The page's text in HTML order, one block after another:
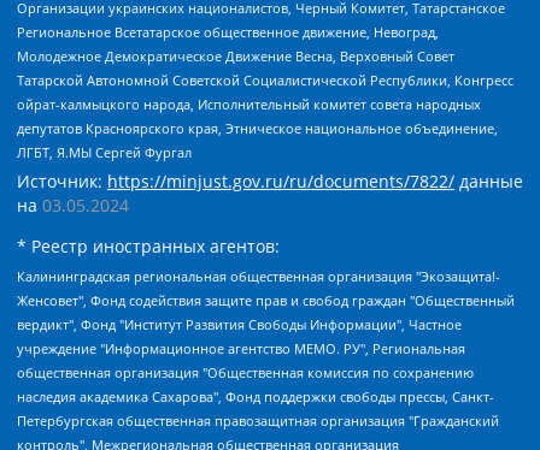
Организации украинских националистов, Черный Комитет, Татарстанское
Региональное Всетатарское общественное движение, Невоград,
Молодежное Демократическое Движение Весна, Верховный Совет
Татарской Автономной Советской Социалистической Республики, Конгресс
ойрат-калмыцкого народа, Исполнительный комитет совета народных
депутатов Красноярского края, Этническое национальное объединение,
ЛГБТ, Я.МЫ Сергей Фургал
Источник: https://minjust.gov.ru/ru/documents/7822/ данные
на 03.05.2024
* Реестр иностранных агентов:
Калининградская региональная общественная организация "Экозащита!-Женсовет", Фонд содействия защите прав и свобод граждан "Общественный вердикт", Фонд "Институт Развития Свободы Информации", Частное учреждение "Информационное агентство МЕМО. РУ", Региональная общественная организация "Общественная комиссия по сохранению наследия академика Сахарова", Фонд поддержки свободы прессы, Санкт-Петербургская общественная правозащитная организация "Гражданский контроль", Межрегиональная общественная организация "Информационно-просветительский центр "Мемориал", Региональный Фонд "Центр Защиты Прав Средств Массовой Информации", с 05.12.2023 Фонд "Центр Защиты Прав Средств массовой информации", Региональная общественная благотворительная организация помощи беженцам и мигрантам "Гражданское содействие", Негосударственное образовательное учреждение дополнительного профессионального образования (повышение квалификации) специалистов "АКАДЕМИЯ ПО ПРАВАМ ЧЕЛОВЕКА", Свердловская региональная общественная организация "Сутяжник", Автономная некоммерческая организация "Центр независимых социологических исследований", Союз общественных объединений "Российский исследовательский центр по правам человека", Региональное общественное учреждение научно-информационный центр "МЕМОРИАЛ", Некоммерческая организация "Фонд защиты гласности", Автономная некоммерческая организация "Институт прав человека", Городская общественная организация "Екатеринбургское общество "МЕМОРИАЛ", Городская общественная организация "Рязанское историко-просветительское и правозащитное общество "Мемориал" (Рязанский Мемориал), Челябинский региональный орган общественной самодеятельности – женское общественное объединение "Женщины Евразии", Челябинский региональный орган общественной самодеятельности "Уральская правозащитная группа", Фонд содействия защите здоровья и социальной справедливости имени Андрея Рылькова, Автономная Некоммерческая Организация "Аналитический Центр Юрия Левады", Автономная некоммерческая организация социальной поддержки населения "Проект Апрель", Региональная общественная организация помощи женщинам и детям, находящимся в кризисной ситуации "Информационно-методический центр "Анна", Фонд содействия развитию массовых коммуникаций и правовому просвещению "Так-так-Так", Фонд содействия устойчивому развитию "Серебряная тайга", Свердловский региональный общественный фонд социальных проектов "Новое время", "Idel.Реалии", Кавказ.Реалии, Крым.Реалии, Телеканал Настоящее Время, Татаро-башкирская служба Радио Свобода (Azatliq Radiosi), Радио Свободная Европа/Радио Свобода (PCE/PC), "Сибирь.Реалии", "Фактограф", Благотворительный фонд помощи осужденным и их семьям, Автономная некоммерческая организация "Институт глобализации и социальных движений", Фонд "В защиту прав заключенных", Частное учреждение "Центр поддержки и содействия развитию средств массовой информации", Пензенский региональный общественный благотворительный фонд "Гражданский союз", "Север.Реалии", Некоммерческая организация Фонд "Правовая инициатива", Общество с ограниченной ответственностью "Радио Свободная Европа/Радио Свобода", Чешское информационное агентство "MEDIUM-ORIENT", Красноярская региональная общественная организация "Мы против СПИДа", Камалягин Денис Николаевич, Маркелов Сергей Евгеньевич, Пономарев Лев Александрович, Савицкая Людмила Алексеевна, Автономная некоммерческая организация "Центр по работе с проблемой насилия "НАСИЛИЮ.НЕТ", Межрегиональный профессиональный союз работников здравоохранения "Альянс врачей", Юридическое лицо, зарегистрированное в Латвийской Республике, SIA "Medusa Project" (регистрационный номер 40103797863, дата регистрации 10.06.2014), Некоммерческая организация "Фонд по борьбе с коррупцией", Автономная некоммерческая организация "Институт права и публичной политики", Баданин Роман Сергеевич, Гликин Максим Александрович, Железнова Мария Михайловна, Лукьянова Юлия Сергеевна, Маетная Елизавета Витальевна, Маняхин Петр Борисович, Чуракова Ольга Владимировна, Ярош Юлия Петровна, Юридическое лицо "The Insider SIA", зарегистрированное в Риге, Латвийская Республика (дата регистрации 26.06.2015), являющееся администратором доменного имени интернет-издания "The Insider SIA", https://theins.ru, Постернак Алексей Евгеньевич, Рубин Михаил Аркадьевич, Анин Роман Александрович, Юридическое лицо Istories fonds, зарегистрированное в Латвийской Республике (регистрационный номер 50008295751, дата регистрации 24.02.2020), Великовский Дмитрий Александрович, Долинина Ирина Николаевна, Мароховская Алеся Алексеевна, Шлейнов Роман Юрьевич, Шмагун Олеся Валентиновна, Общество с ограниченной ответственностью "Альтаир 2021", Общество с ограниченной ответственностью "Вега 2021", Общество с ограниченной ответственностью "Главный редактор 2021", Общество с ограниченной ответственностью "Ромашки монолит", Важенков Артем Валерьевич, Ивановская областная общественная организация "Центр гендерных исследований", Гурман Юрий Альбертович, Медиапроект "ОВД-Инфо", Егоров Владимир Владимирович, Жилинский Владимир Александрович, Общество с ограниченной ответственностью "ЗП", Иванова София Юрьевна, Карезина Инна Павловна, Кильтау Екатерина Викторовна, Петров Алексей Викторович, Пискунов Сергей Евгеньевич, Смирнов Сергей Сергеевич, Тихонов Михаил Сергеевич, Общество с ограниченной ответственностью "ЖУРНАЛИСТ-ИНОСТРАННЫЙ АГЕНТ", Арапова Галина Юрьевна, Вольтская Татьяна Анатольевна, Американская компания "Mason G.E.S. Anonymous Foundation" (США), являющаяся владельцем интернет-издания https://mnews.world/, Компания "Stichting Bellingcat", зарегистрированная в Нидерландах (дата регистрации 11.07.2018), Захаров Андрей Вячеславович, Клепиковская Екатерина Дмитриевна, Общество с ограниченной ответственностью "МЕМО", Перл Роман Александрович, Симонов Евгений Алексеевич, Соловьева Елена Анатольевна, Сотников Даниил Владимирович, Сурначева Елизавета Дмитриевна, Автономная некоммерческая организация по защите прав человека и информированию населения "Якутия – Наше Мнение", Общество с ограниченной ответственностью "Москоу диджитал медиа", с 26.01.2023 Общество с ограниченной ответственностью "Чайка Белые сады", Ветошкина Валерия Валерьевна, Заговора Максим Александрович, Межрегиональное общественное движение "Российская ЛГБТ - сеть", Оленичев Максим Владимирович, Павлов Иван Юрьевич, Скворцова Елена Сергеевна, Общество с ограниченной ответственностью "Как бы инагент", Кочетков Игорь Викторович, Общество с ограниченной ответственностью "Честные выборы", Еланчик Олег Александрович, Общество с ограниченной ответственностью "Нобелевский призыв", Гималова Регина Эмилевна, Григорьев Андрей Валерьевич, Григорьева Алина Александровна, Ассоциация по содействию защите прав призывников, альтернативнослужащих и военнослужащих "Правозащитная группа "Гражданин.Армия.Право", Хисамова Регина Фаритовна, Автономная некоммерческая организация по реализации социально-правовых программ "Лилит", Дальневосточное общественное движение "Маяк", Санкт-Петербургская ЛГБТ-инициативная группа "Выход", Инициативная группа ЛГБТ+ "Реверс", Алексеев Андрей Викторович, Бекбулатова Таисия Львовна, Беляев Иван Михайлович, Владыкина Елена Сергеевна, Гельман Марат Александрович, Никульшина Вероника Юрьевна, Толоконникова Надежда Андреевна, Шендерович Виктор Анатольевич, Общество с ограниченной ответственностью "Данное сообщение", Общество с ограниченной ответственностью Издательский дом "Новая глава", Айнбиндер Александра Александровна, Московский комьюнити-центр для ЛГБТ+инициатив, Благотворительный фонд развития филантропии, Deutsche Welle (Германия, Kurt-Schumacher-Strasse 3, 53113 Bonn), Борзунова Мария Михайловна, Воробьев Виктор Викторович, Голубева Анна Львовна, Константинова Алла Михайловна, Малкова Ирина Владимировна, Мурадов Мурад Абдулгалимович, Осетинская Елизавета Николаевна, Понасенков Евгений Николаевич, Ганапольский Матвей Юрьевич, Киселев Евгений Алексеевич, Борухович Ирина Григорьевна, Дремин Иван Тимофеевич, Дубровский Дмитрий Викторович, Красноярская региональная общественная организация поддержки и развития альтернативных образовательных технологий и межкультурных коммуникаций "ИНТЕРРА", Маяковская Екатерина Алексеевна, Фейгин Марк Захарович, Филимонов Андрей Викторович, Дзугкоева Регина Николаевна, Доброхотов Роман Александрович, Дудь Юрий Александрович, Елкин Сергей Владимирович, Кругликов Кирилл Игоревич, Сабунаева Мария Леонидовна, Семенов Алексей Владимирович, Шаинян Карен Багратович, Шульман Екатерина Михайловна, Асафьев Артур Валерьевич, Вахштайн Виктор Семенович, Венедиктов Алексей Алексеевич, Лушникова Екатерина Евгеньевна, Волков Леонид Михайлович, Невзоров Александр Глебович, Пархоменко Сергей Борисович, Сироткин Ярослав Николаевич, Кара-Мурза Владимир Владимирович, Баранова Наталья Владимировна, Гозман Леонид Яковлевич, Кагарлицкий Борис Юльевич, Климарев Михаил Валерьевич, Милов Владимир Станиславович, Автономная некоммерческая организация Краснодарский центр современного искусства "Типография", Моргенштерн Алишер Тагирович, Соболь Любовь Эдуардовна, Общество с ограниченной ответственностью "ЛИЗА НОРМ", Каспаров Гарри Кимович, Ходорковский Михаил Борисович, Общество с ограниченной ответственностью "Апрельские тезисы", Данилович Ирина Брониславовна, Кашин Олег Владимирович, Петров Николай Владимирович, Пивоваров Алексей Владимирович, Соколов Михаил Владимирович, Цветкова Юлия Владимировна, Чичваркин Евгений Александрович, Комитет против пыток/Команда против пыток, Общество с ограниченной ответственностью "Первый научный", Общество с ограниченной ответственностью "Вертолет и ко", Белоцерковская Вероника Борисовна, Кац Максим Евгеньевич, Лазарева Татьяна Юрьевна, Шаведдинов Руслан Табризович, Яшин Илья Валерьевич, Общество с ограниченной ответственностью "Иноагент ААВ", Алешковский Дмитрий Петрович, Альбац Евгения Марковна, Быков Дмитрий Львович, Галямина Юлия Евгеньевна, Лойко Сергей Леонидович, Мартынов Кирилл Константинович, Медведев Сергей Александрович, Крашенинников Федор Геннадиевич, Гордеева Катерина Вл